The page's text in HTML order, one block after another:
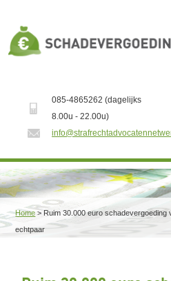
085-4865262 (dagelijks
8.00u - 22.00u)
Home>Ruim 30.000 euro
echtpaar